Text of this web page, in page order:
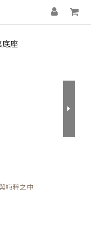
底座
純粹之中